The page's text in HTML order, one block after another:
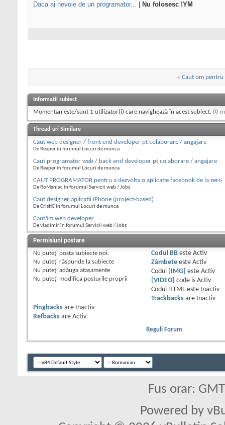
Daca ai nevoie de un programator... Nu folosesc !YM
« Caut om pentru
Informații subiect
Momentan este/sunt 1 utilizator(i) care navighează în acest subiect. (0
Thread-uri Similare
Caut web designer / front end developer pt colaborare / angajare
De Reaper în forumul Locuri de munca
Caut programator web / back end developer pt colaborare / angajare
De Reaper în forumul Locuri de munca
CAUT PROGRAMATOR pentru a dezvolta o aplicatie facebook de la zero
De RoManiac în forumul Servicii web / Jobs
Caut designer aplicatii iPhone (project-based)
De CristiC în forumul Locuri de munca
Cautăm web developer
De vladimir în forumul Servicii web / Jobs
Permisiuni postare
Nu puteţi posta subiecte noi.
Nu puteţi răspunde la subiecte
Nu puteţi adăuga ataşamente
Nu puteţi modifica posturile proprii
Codul BBeste Activ
Zâmbeteeste Activ
Codul
[IMG] este Activ
[VIDEO]
code is Activ
Codul HTML este
Inactiv
Trackbacksare
Inactiv
Pingbacks are
Inactiv
Refbacks are Activ
Reguli Forum
Fus orar:
Powered by